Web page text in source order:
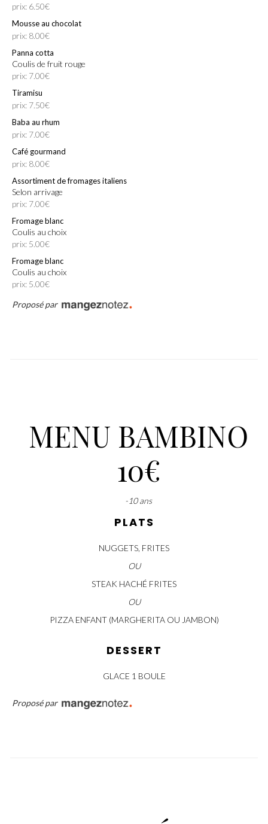
prix: 6.50€
Mousse au chocolat
prix: 8.00€
Panna cotta
Coulis de fruit rouge
prix: 7.00€
Tiramisu
prix: 7.50€
Baba au rhum
prix: 7.00€
Café gourmand
prix: 8.00€
Assortiment de fromages italiens
Selon arrivage
prix: 7.00€
Fromage blanc
Coulis au choix
prix: 5.00€
Fromage blanc
Coulis au choix
prix: 5.00€
Proposé par
MENU BAMBINO
10€
-10 ans
PLATS
NUGGETS, FRITES
OU
STEAK HACHÉ FRITES
OU
PIZZA ENFANT (MARGHERITA OU JAMBON)
DESSERT
GLACE 1 BOULE
Proposé par